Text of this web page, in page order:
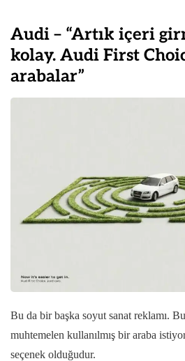
Audi – “Artık içeri
kolay. Audi First
arabalar”
Bu da bir başka soyut sanat reklamı.
muhtemelen kullanılmış bir araba
seçenek olduğudur.